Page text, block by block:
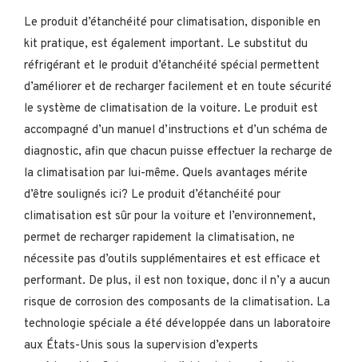
Le produit d’étanchéité pour climatisation, disponible en
kit pratique, est également important. Le substitut du
réfrigérant et le produit d’étanchéité spécial permettent
d’améliorer et de recharger facilement et en toute sécurité
le système de climatisation de la voiture. Le produit est
accompagné d’un manuel d’instructions et d’un schéma de
diagnostic, afin que chacun puisse effectuer la recharge de
la climatisation par lui-même. Quels avantages mérite
d’être soulignés ici? Le produit d’étanchéité pour
climatisation est sûr pour la voiture et l’environnement,
permet de recharger rapidement la climatisation, ne
nécessite pas d’outils supplémentaires et est efficace et
performant. De plus, il est non toxique, donc il n’y a aucun
risque de corrosion des composants de la climatisation. La
technologie spéciale a été développée dans un laboratoire
aux États-Unis sous la supervision d’experts